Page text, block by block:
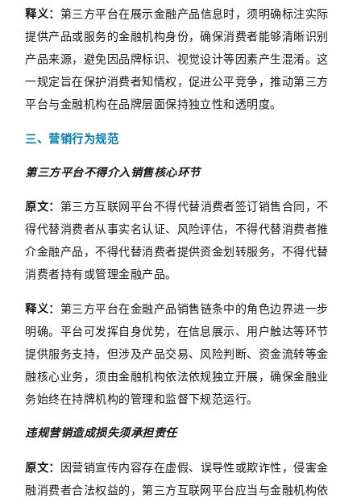
释义： 第三方平台在展示金融产品信息时，须明确标注实际
提供产品或服务的金融机构身份，确保消费者能够清晰识别
产品来源，避免因品牌标识、视觉设计等因素产生混淆。这
一规定旨在保护消费者知情权，促进公平竞争，推动第三方
平台与金融机构在品牌层面保持独立性和透明度。
三、营销行为规范
第三方平台不得介入销售核心环节
原文： 第三方互联网平台不得代替消费者签订销售合同，不
得代替消费者从事实名认证、风险评估，不得代替消费者推
介金融产品，不得代替消费者提供资金划转服务，不得代替
消费者持有或管理金融产品。
释义： 第三方平台在金融产品销售链条中的角色边界进一步
明确。平台可发挥自身优势，在信息展示、用户触达等环节
提供服务支持，但涉及产品交易、风险判断、资金流转等金
融核心业务，须由金融机构依法依规独立开展，确保金融业
务始终在持牌机构的管理和监督下规范运行。
违规营销造成损失须承担责任
原文： 因营销宣传内容存在虚假、误导性或欺诈性，侵害金
融消费者合法权益的，第三方互联网平台应当与金融机构依